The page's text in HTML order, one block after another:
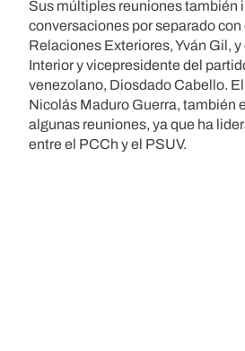
Sus múltiples reuniones también
conversaciones por separado con
Relaciones Exteriores, Yván Gil,
Interior y vicepresidente del
venezolano, Diosdado Cabello.
Nicolás Maduro Guerra, también
algunas reuniones, ya que ha
entre el PCCh y el PSUV.